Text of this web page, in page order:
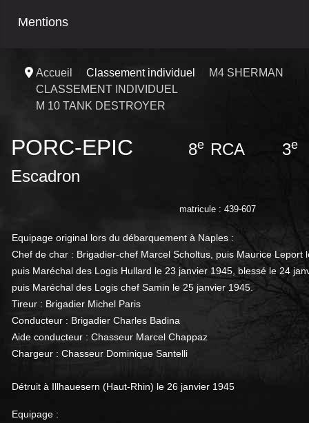
Mentions
Accueil Classement individuel
M4 SHERMAN
CLASSEMENT INDIVIDUEL
M 10 TANK DESTROYER
PORC-EPIC 8eRCA 3e
Escadron
matricule : 439-607
Equipage original lors du débarquement à Naples :
Chef de char : Brigadier-chef Marcel Scholtus, puis Maurice Leport
puis Maréchal des Logis Hullard le 23 janvier 1945, blessé le 24
puis Maréchal des Logis chef Samin le 25 janvier 1945.
Tireur : Brigadier Michel Paris
Conducteur : Brigadier Charles Badina
Aide conducteur : Chasseur Marcel Chappaz
Chargeur : Chasseur Dominique Santelli
Détruit à Illhauesern (Haut-Rhin) le 26 janvier 1945
Equipage :